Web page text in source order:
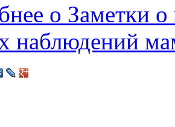
о Заметки о
наблюдений